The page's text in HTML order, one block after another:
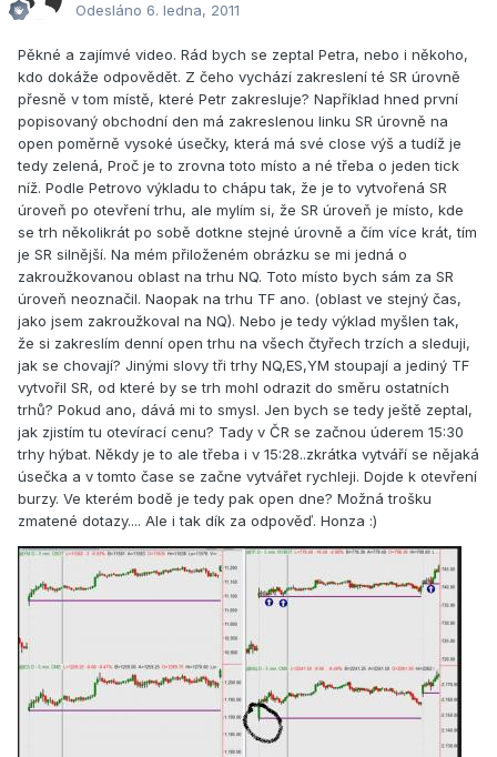
Odesláno 6. ledna, 2011
Pěkné a zajímvé video. Rád bych se zeptal Petra, nebo i někoho,
kdo dokáže odpovědět. Z čeho vychází zakreslení té SR úrovně
přesně v tom místě, které Petr zakresluje? Například hned první
popisovaný obchodní den má zakreslenou linku SR úrovně na
open poměrně vysoké úsečky, která má své close výš a tudíž je
tedy zelená, Proč je to zrovna toto místo a né třeba o jeden tick
níž. Podle Petrovo výkladu to chápu tak, že je to vytvořená SR
úroveň po otevření trhu, ale mylím si, že SR úroveň je místo, kde
se trh několikrát po sobě dotkne stejné úrovně a čím více krát, tím
je SR silnější. Na mém přiloženém obrázku se mi jedná o
zakroužkovanou oblast na trhu NQ. Toto místo bych sám za SR
úroveň neoznačil. Naopak na trhu TF ano. (oblast ve stejný čas,
jako jsem zakroužkoval na NQ). Nebo je tedy výklad myšlen tak,
že si zakreslím denní open trhu na všech čtyřech trzích a sleduji,
jak se chovají? Jinými slovy tři trhy NQ,ES,YM stoupají a jediný TF
vytvořil SR, od které by se trh mohl odrazit do směru ostatních
trhů? Pokud ano, dává mi to smysl. Jen bych se tedy ještě zeptal,
jak zjistím tu otevírací cenu? Tady v ČR se začnou úderem 15:30
trhy hýbat. Někdy je to ale třeba i v 15:28..zkrátka vytváří se nějaká
úsečka a v tomto čase se začne vytvářet rychleji. Dojde k otevření
burzy. Ve kterém bodě je tedy pak open dne? Možná trošku
zmatené dotazy.... Ale i tak dík za odpověď. Honza :)